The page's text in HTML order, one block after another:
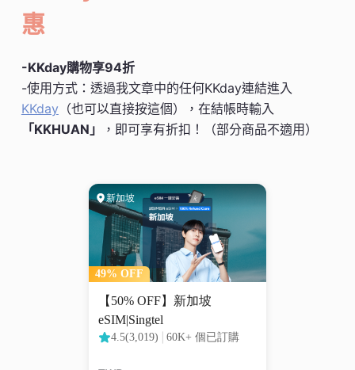
惠
-KKday購物享94折
-使用方式：透過我文章中的任何KKday連結進入
KKday （也可以直接按這個），在結帳時輸入
「KKHUAN」
，即可享有折扣！（部分商品不適用）